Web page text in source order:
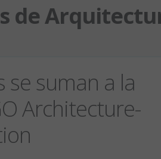
de
se suman a la
Architecture-